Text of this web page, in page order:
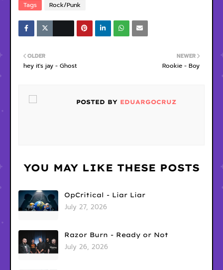
Tags Rock/Punk
NEWER
Rookie - Boy
OLDER
hey it's jay - Ghost
POSTED BY EDUARGOCRUZ
YOU MAY LIKE THESE POSTS
OpCritical - Liar Liar
July 27, 2026
Razor Burn - Ready or Not
July 26, 2026